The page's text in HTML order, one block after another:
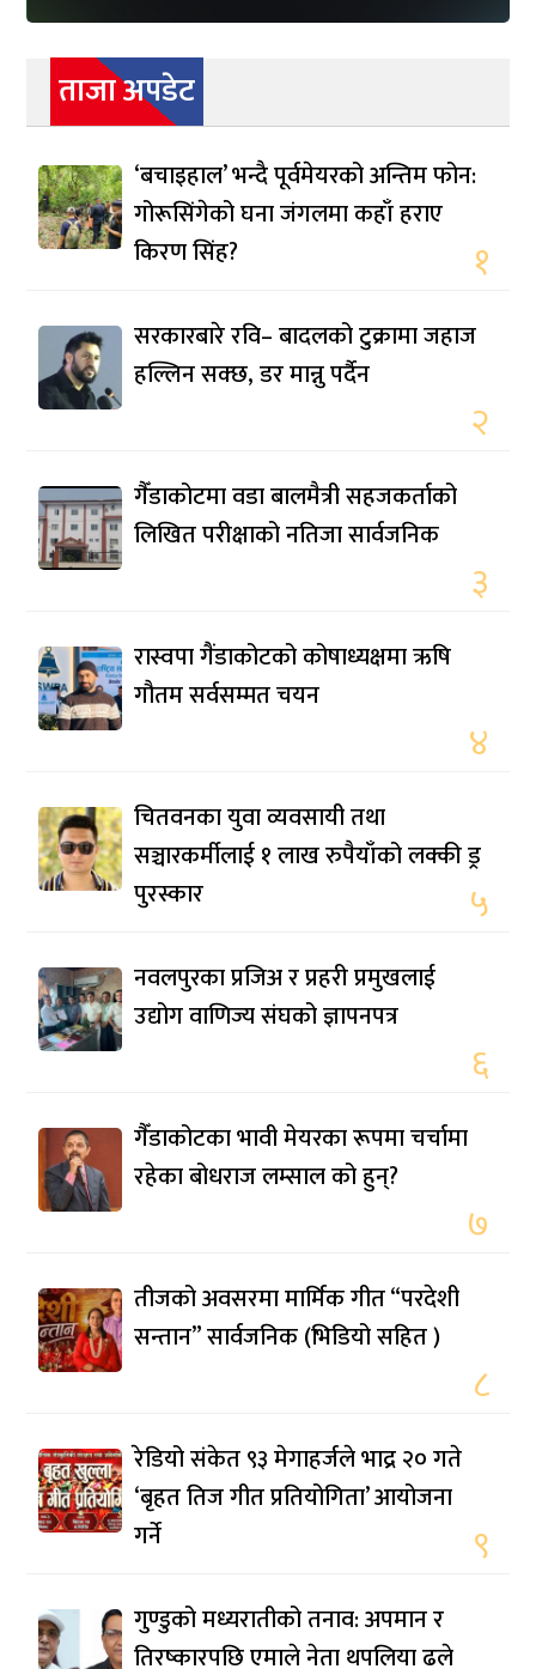
ताजा अपडेट
‘बचाइहाल’ भन्दै पूर्वमेयरको अन्तिम फोन:
गोरूसिंगेको घना जंगलमा कहाँ हराए
किरण सिंह?
१
सरकारबारे रवि– बादलको टुक्रामा जहाज
हल्लिन सक्छ, डर मान्नु पर्दैन
२
गैँडाकोटमा वडा बालमैत्री सहजकर्ताको
लिखित परीक्षाको नतिजा सार्वजनिक
३
रास्वपा गैंडाकोटको कोषाध्यक्षमा ऋषि
गौतम सर्वसम्मत चयन
४
चितवनका युवा व्यवसायी तथा
सञ्चारकर्मीलाई १ लाख रुपैयाँको लक्की ड्र
पुरस्कार
५
नवलपुरका प्रजिअ र प्रहरी प्रमुखलाई
उद्योग वाणिज्य संघको ज्ञापनपत्र
६
गैँडाकोटका भावी मेयरका रूपमा चर्चामा
रहेका बोधराज लम्साल को हुन्?
७
तीजको अवसरमा मार्मिक गीत “परदेशी
सन्तान” सार्वजनिक (भिडियो सहित )
८
रेडियो संकेत ९३ मेगाहर्जले भाद्र २० गते
‘बृहत तिज गीत प्रतियोगिता’ आयोजना
गर्ने
९
गुण्डुको मध्यरातीको तनाव: अपमान र
तिरष्कारपछि एमाले नेता थपलिया ढले